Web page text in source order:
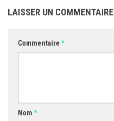
LAISSER UN COMMENTAIRE
Commentaire *
Nom *